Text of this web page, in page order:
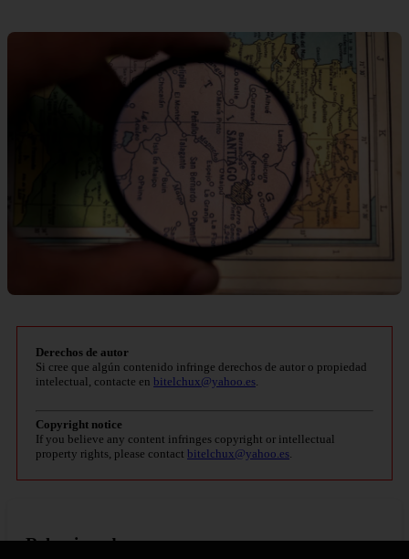
Derechos de autor
Si cree que algún contenido infringe derechos de autor o propiedad
intelectual, contacte en bitelchux@yahoo.es.
Copyright notice
If you believe any content infringes copyright or intellectual
property rights, please contact bitelchux@yahoo.es.
Relaccionados